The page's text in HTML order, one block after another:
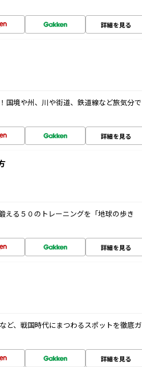
詳細を見る
国境や州、川や街道、鉄道線など旅気分で
詳細を見る
える５０のトレーニングを「地球の歩き
詳細を見る
ど、戦国時代にまつわるスポットを徹底ガ
詳細を見る